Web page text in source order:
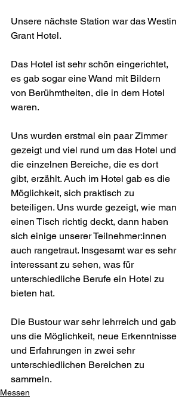
Unsere nächste Station war das Westin
Grant Hotel.
Das Hotel ist sehr schön eingerichtet,
es gab sogar eine Wand mit Bildern
von Berühmtheiten, die in dem Hotel
waren.
Uns wurden erstmal ein paar Zimmer
gezeigt und viel rund um das Hotel und
die einzelnen Bereiche, die es dort
gibt, erzählt. Auch im Hotel gab es die
Möglichkeit, sich praktisch zu
beteiligen. Uns wurde gezeigt, wie man
einen Tisch richtig deckt, dann haben
sich einige unserer Teilnehmer:innen
auch rangetraut. Insgesamt war es sehr
interessant zu sehen, was für
unterschiedliche Berufe ein Hotel zu
bieten hat.
Die Bustour war sehr lehrreich und gab
uns die Möglichkeit, neue Erkenntnisse
und Erfahrungen in zwei sehr
unterschiedlichen Bereichen zu
sammeln.
Messen